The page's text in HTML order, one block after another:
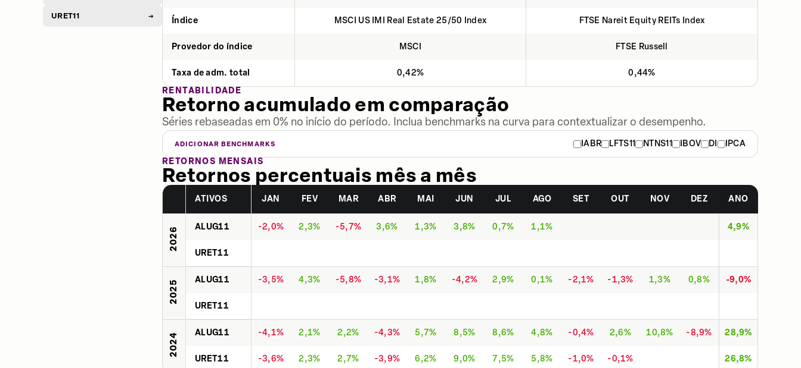
URET11 → Índice MSCI US IMI Real Estate 25/50 Index FTSE Nareit Equity REITs Index
Provedor do índice MSCI FTSE Russell
Taxa de adm. total 0,42%
0,44%
RENTABILIDADE
Retorno acumulado em comparação
Séries rebaseadas em 0% no início do período. Inclua benchmarks na curva para contextualizar o desempenho.
ADICIONAR BENCHMARKS IABR LFTS11 NTNS11 IBOV DI
IPCA
RETORNOS MENSAIS
Retornos percentuais mês a mês
ATIVOS JAN FEV MAR ABR MAI JUN JUL AGO SET OUT NOV DEZ ANO
2026 ALUG11 -2,0% 2,3% -5,7% 3,6% 1,3% 3,8% 0,7% 1,1% 4,9%
URET11
2025 ALUG11 -3,5% 4,3% -5,8% -3,1% 1,8% -4,2% 2,9% 0,1% -2,1% -1,3% 1,3% 0,8% -9,0%
URET11
2024 ALUG11 -4,1% 2,1% 2,2% -4,3% 5,7% 8,5% 8,6% 4,8% -0,4% 2,6% 10,8% -8,9% 28,9%
URET11 -3,6% 2,3% 2,7% -3,9% 6,2% 9,0% 7,5% 5,8% -1,0% -0,1%
26,8%